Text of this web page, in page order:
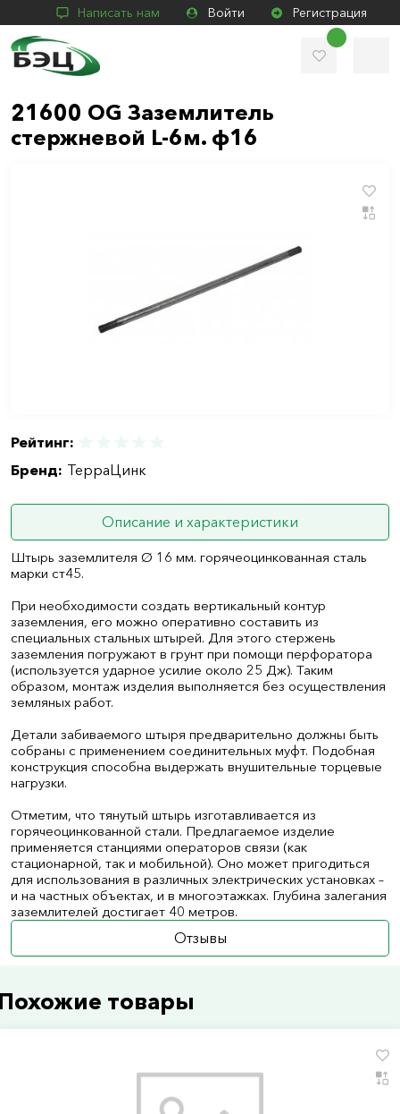
Написать нам Войти Регистрация
21600 OG Заземлитель
стержневой L-6м. ф16
Рейтинг:
Бренд: ТерраЦинк
Описание и характеристики
Штырь заземлителя Ø 16 мм. горячеоцинкованная сталь
марки ст45.
При необходимости создать вертикальный контур
заземления, его можно оперативно составить из
специальных стальных штырей. Для этого стержень
заземления погружают в грунт при помощи перфоратора
(используется ударное усилие около 25 Дж). Таким
образом, монтаж изделия выполняется без осуществления
земляных работ.
Детали забиваемого штыря предварительно должны быть
собраны с применением соединительных муфт. Подобная
конструкция способна выдержать внушительные торцевые
нагрузки.
Отметим, что тянутый штырь изготавливается из
горячеоцинкованной стали. Предлагаемое изделие
применяется станциями операторов связи (как
стационарной, так и мобильной). Оно может пригодиться
для использования в различных электрических установках –
и на частных объектах, и в многоэтажках. Глубина залегания
заземлителей достигает 40 метров.
Отзывы
товары